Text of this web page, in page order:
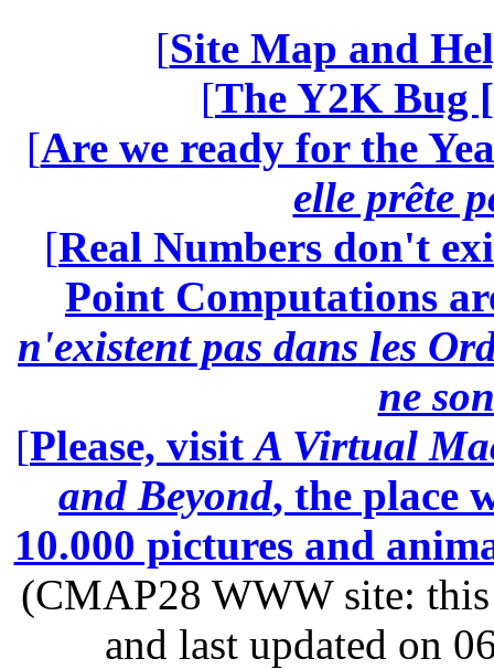
[Site Map and
[The Y2K Bug [
[Are we ready for the
elle prête
[Real Numbers don't
Point Computations
n'existent pas dans les
ne
[Please, visit A Virtual
and Beyond, the place
10.000 pictures and
(CMAP28 WWW site: this
and last updated on